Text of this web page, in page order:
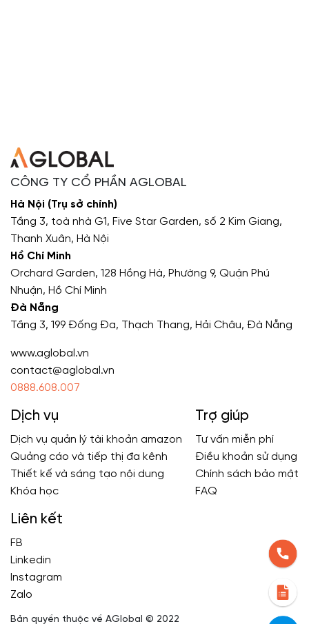
CÔNG TY CỔ PHẦN AGLOBAL
Hà Nội (Trụ sở chính)
Tầng 3, toà nhà G1, Five Star Garden, số 2 Kim Giang,
Thanh Xuân, Hà Nội
Hồ Chí Minh
Orchard Garden, 128 Hồng Hà, Phường 9, Quận Phú
Nhuận, Hồ Chí Minh
Đà Nẵng
Tầng 3, 199 Đống Đa, Thạch Thang, Hải Châu, Đà Nẵng
www.aglobal.vn
contact@aglobal.vn
0888.608.007
Dịch vụ
Dịch vụ quản lý tài khoản amazon
Quảng cáo và tiếp thị đa kênh
Thiết kế và sáng tạo nội dung
Khóa học
Trợ giúp
Tư vấn miễn phí
Điều khoản sử dụng
Chính sách bảo mật
FAQ
Liên kết
FB
Linkedin
Instagram
Zalo
Bản quyền thuộc về AGlobal © 2022